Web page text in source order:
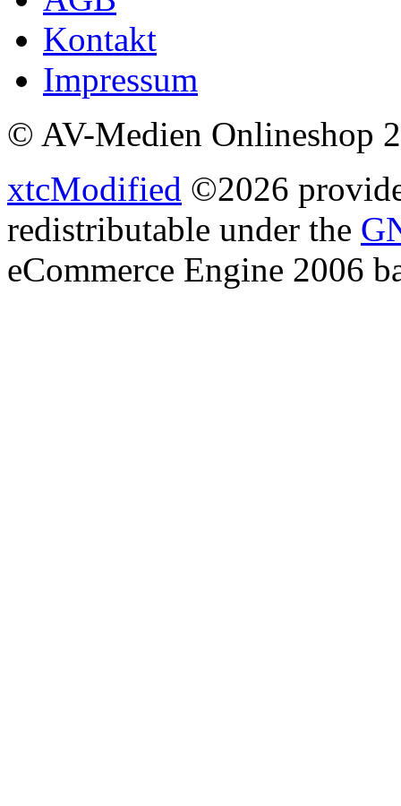
Kontakt
Impressum
© AV-Medien Onlineshop
xtcModified ©2026
redistributable under the
eCommerce Engine 2006